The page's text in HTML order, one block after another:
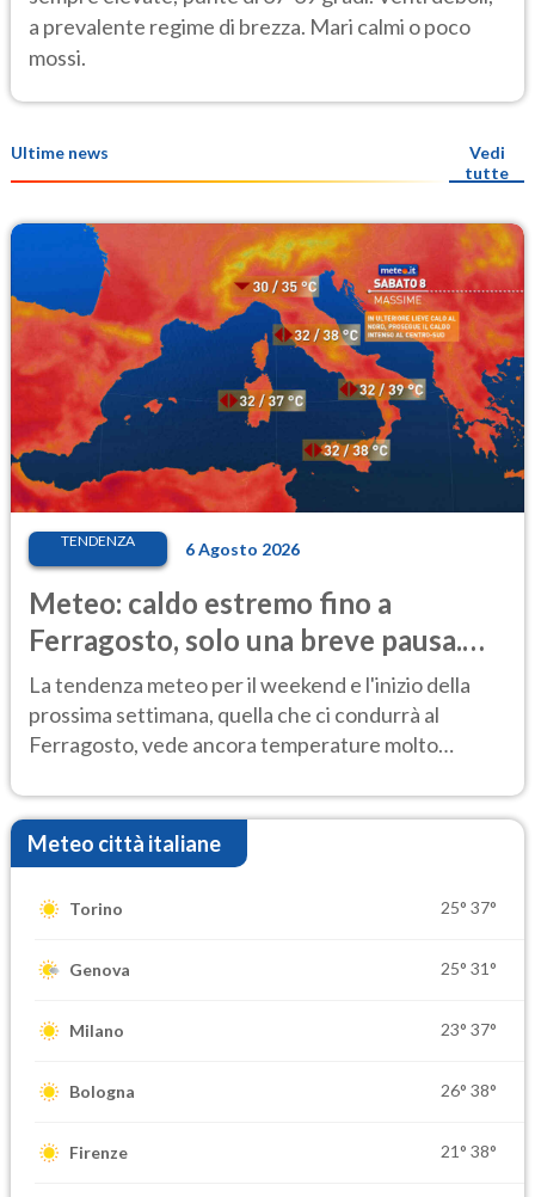
a prevalente regime di brezza. Mari calmi o poco
mossi.
Ultime news
Vedi
tutte
TENDENZA 6 Agosto 2026
Meteo: caldo estremo fino a
Ferragosto, solo una breve pausa.
Ecco dove
La tendenza meteo per il weekend e l'inizio della
prossima settimana, quella che ci condurrà al
Ferragosto, vede ancora temperature molto
Meteo città italiane
Torino 25° 37°
Genova 25° 31°
Milano 23° 37°
Bologna 26° 38°
Firenze 21° 38°